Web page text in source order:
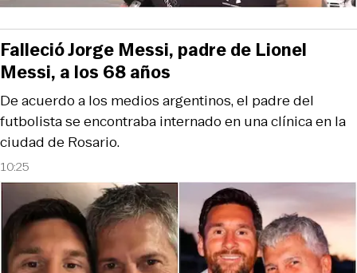
10:25
De acuerdo a los medios argentinos, el padre del
futbolista se encontraba internado en una clínica en la
ciudad de Rosario.
Falleció Jorge Messi, padre de Lionel
Messi, a los 68 años